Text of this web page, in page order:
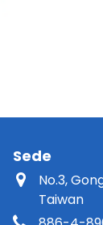
Sede
No.3,
Taiwan